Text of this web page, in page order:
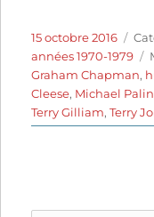
Publié
le
15 octobre 2016
années 1970-1979
Graham Chapman,
Cleese, Michael Palin
Terry Gilliam,Terry